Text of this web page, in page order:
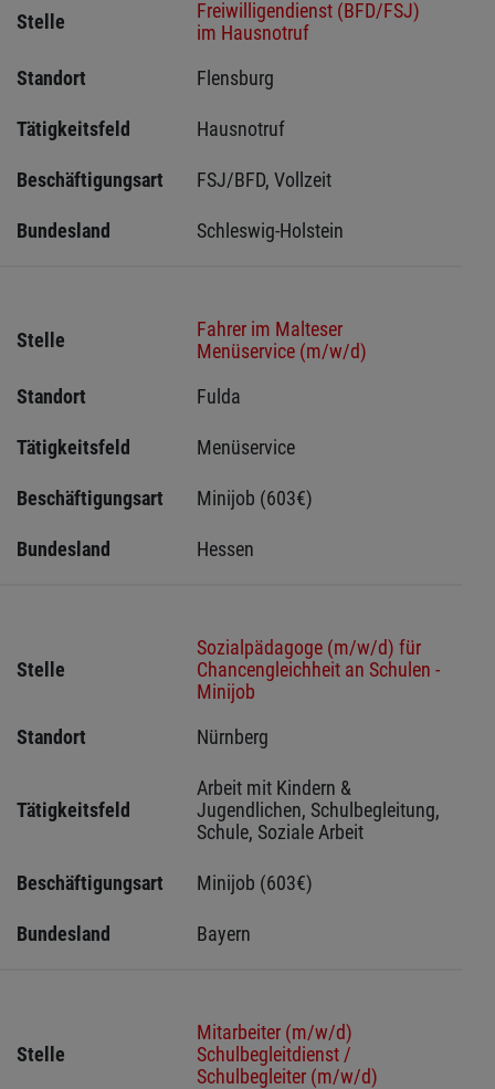
Stelle
Freiwilligendienst (BFD/FSJ)
im Hausnotruf
Standort
Flensburg
Tätigkeitsfeld Hausnotruf
Beschäftigungsart FSJ/BFD, Vollzeit
Bundesland Schleswig-Holstein
Stelle
Fahrer im Malteser
Menüservice (m/w/d)
Standort
Fulda
Tätigkeitsfeld Menüservice
Beschäftigungsart Minijob (603€)
Bundesland Hessen
Stelle
Sozialpädagoge (m/w/d) für
Chancengleichheit an Schulen -
Minijob
Standort
Nürnberg
Tätigkeitsfeld
Arbeit mit Kindern &
Jugendlichen, Schulbegleitung,
Schule, Soziale Arbeit
Beschäftigungsart Minijob (603€)
Bundesland Bayern
Stelle
Mitarbeiter (m/w/d)
Schulbegleitdienst /
Schulbegleiter (m/w/d)